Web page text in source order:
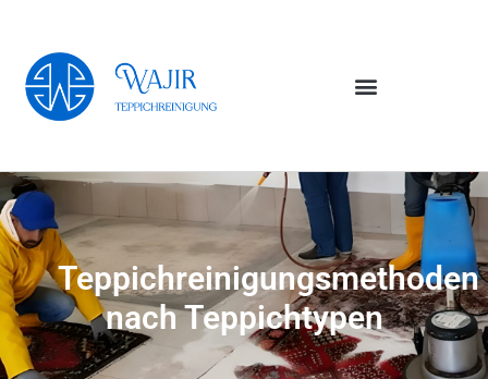
Teppichreinigungsmethoden
nach Teppichtypen